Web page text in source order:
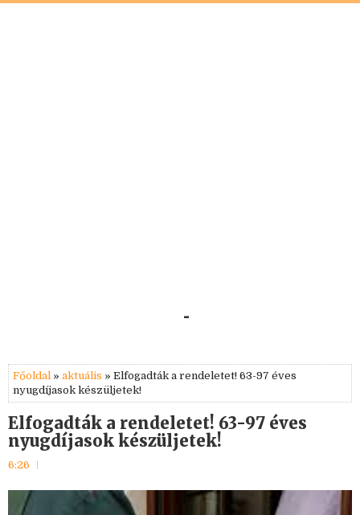
-
Főoldal » aktuális » Elfogadták a rendeletet! 63-97 éves
nyugdíjasok készüljetek!
Elfogadták a rendeletet! 63-97 éves
nyugdíjasok készüljetek!
6:26